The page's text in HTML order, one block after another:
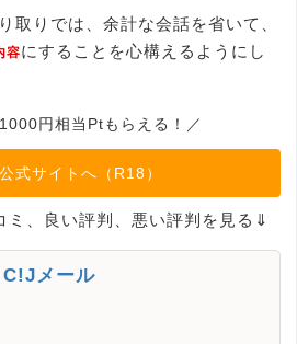
取りでは、余計な会話を省いて、
容にすることを心構えるようにし
円相当Ptもらえる！／
式サイトへ（R18）
ミ、良い評判、悪い評判を見る⇓
C!Jメール